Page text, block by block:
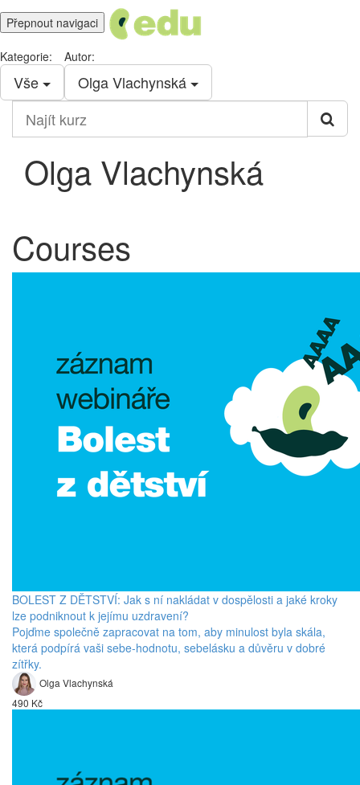
Přepnout navigaci
Kategorie:
Vše
Autor:
Olga Vlachynská
kurz
Olga Vlachynská
Courses
BOLEST Z DĚTSTVÍ: Jak s ní nakládat v dospělosti a jaké kroky
lze podniknout k jejímu uzdravení?
Pojďme společně zapracovat na tom, aby minulost byla skála,
která podpírá vaši sebe-hodnotu, sebelásku a důvěru v dobré
zítřky.
Olga Vlachynská
490 Kč